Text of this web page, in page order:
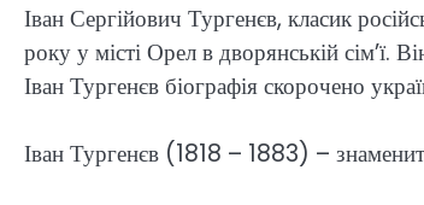
Іван Сергійович Тургенєв, класик
року у місті Орел в дворянській
Іван Тургенєв біографія скорочено
Іван Тургенєв (1818 – 1883) –